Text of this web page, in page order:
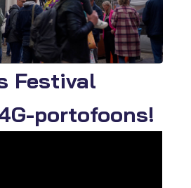
Festival
portofoons!